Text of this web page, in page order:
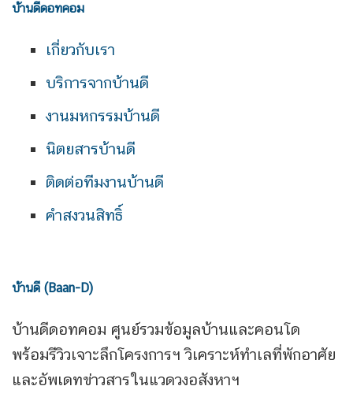
บ้านดีดอทคอม
เกี่ยวกับเรา
บริการจากบ้านดี
งานมหกรรมบ้านดี
นิตยสารบ้านดี
ติดต่อทีมงานบ้านดี
คำสงวนสิทธิ์
บ้านดี (Baan-D)
บ้านดีดอทคอม ศูนย์รวมข้อมูลบ้านและคอนโด
พร้อมรีวิวเจาะลึกโครงการฯ วิเคราะห์ทำเลที่พักอาศัย
และอัพเดทข่าวสารในแวดวงอสังหาฯ